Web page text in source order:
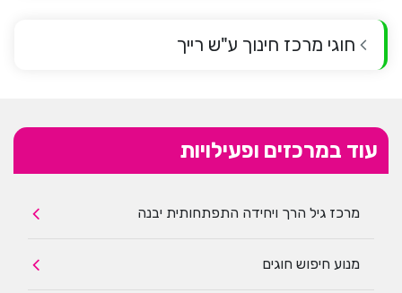
חוגי מרכז חינוך ע"ש רייך
עוד במרכזים ופעילויות
מרכז גיל הרך ויחידה התפתחותית יבנה
מנוע חיפוש חוגים